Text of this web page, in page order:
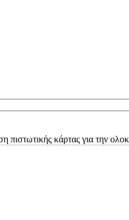
πιστωτικής κάρτας για την